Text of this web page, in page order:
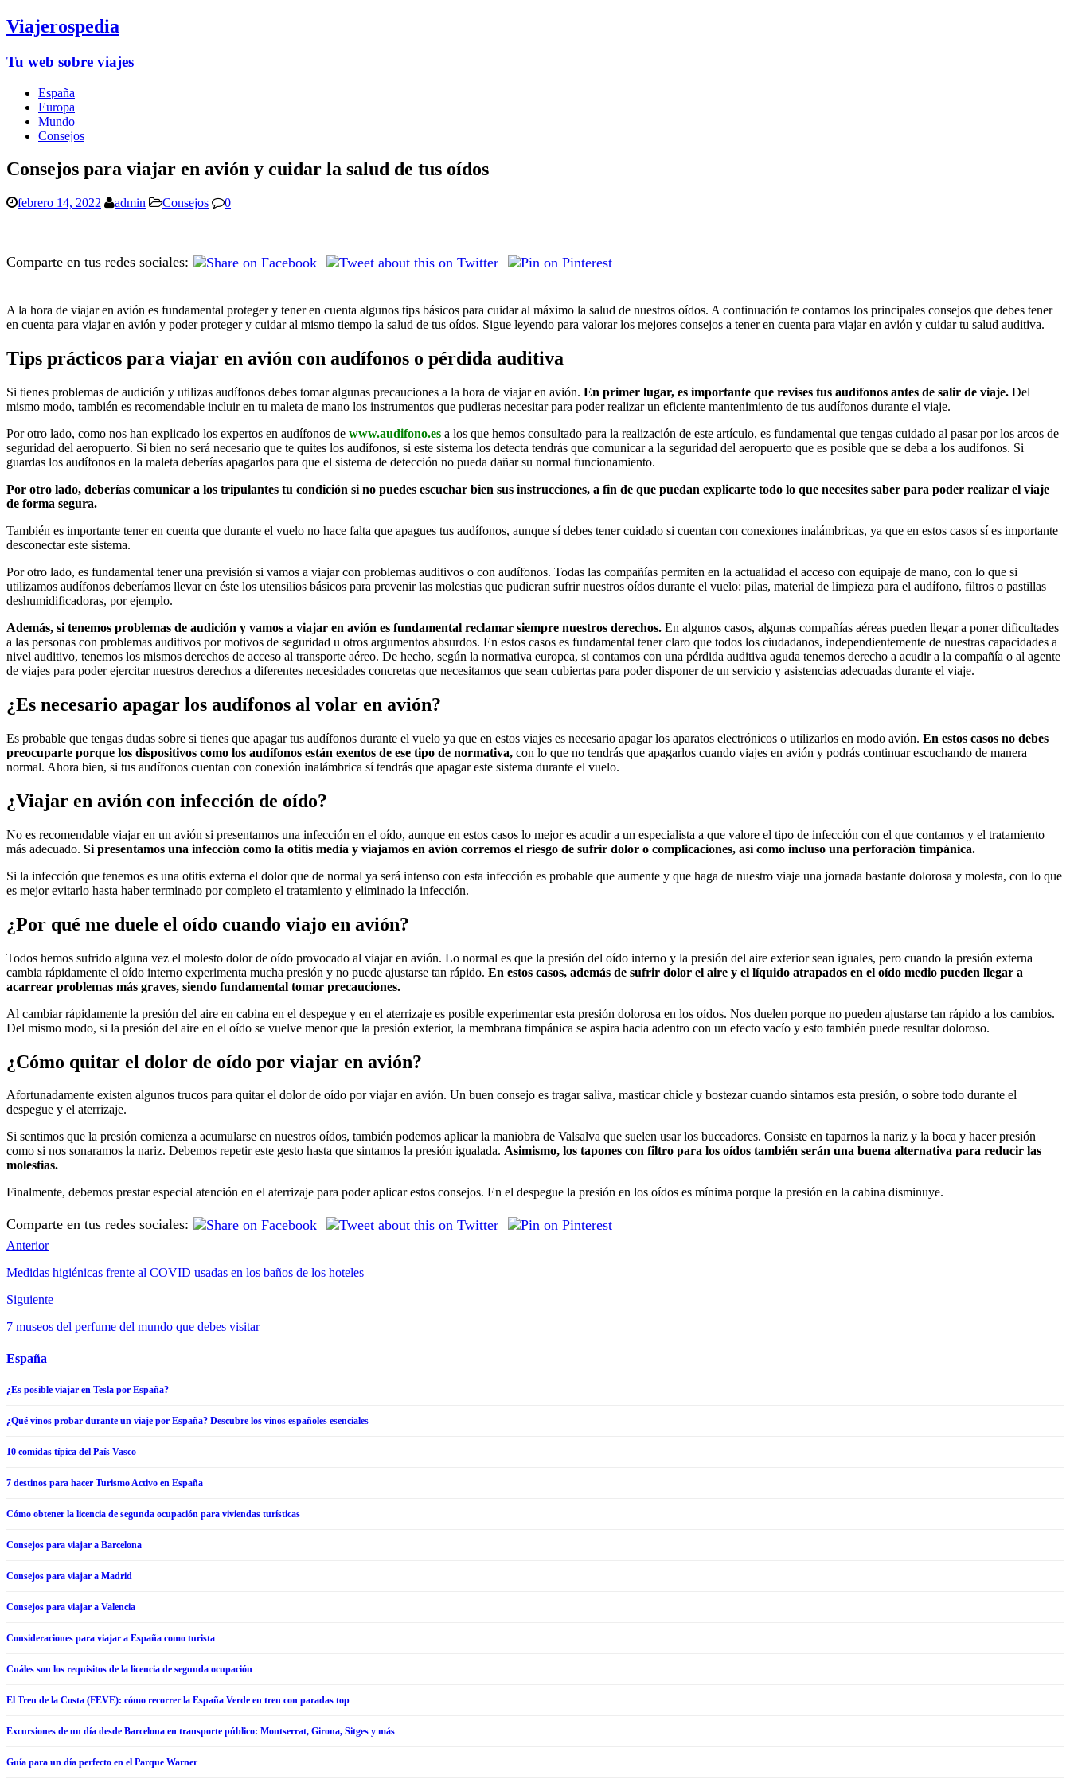
Viajerospedia
Tu web sobre viajes
España
Europa
Mundo
Consejos
Consejos para viajar en avión y cuidar la salud de tus oídos
febrero 14, 2022 admin Consejos 0
Comparte en tus redes sociales:
A la hora de viajar en avión es fundamental proteger y tener en cuenta algunos tips básicos para cuidar al máximo la salud de nuestros oídos. A continuación te contamos los principales consejos que debes tener
en cuenta para viajar en avión y poder proteger y cuidar al mismo tiempo la salud de tus oídos. Sigue leyendo para valorar los mejores consejos a tener en cuenta para viajar en avión y cuidar tu salud auditiva.
Tips prácticos para viajar en avión con audífonos o pérdida auditiva
Si tienes problemas de audición y utilizas audífonos debes tomar algunas precauciones a la hora de viajar en avión. En primer lugar, es importante que revises tus audífonos antes de salir de viaje. Del
mismo modo, también es recomendable incluir en tu maleta de mano los instrumentos que pudieras necesitar para poder realizar un eficiente mantenimiento de tus audífonos durante el viaje.
Por otro lado, como nos han explicado los expertos en audífonos de www.audifono.es a los que hemos consultado para la realización de este artículo, es fundamental que tengas cuidado al pasar por los arcos de
seguridad del aeropuerto. Si bien no será necesario que te quites los audífonos, si este sistema los detecta tendrás que comunicar a la seguridad del aeropuerto que es posible que se deba a los audífonos. Si
guardas los audífonos en la maleta deberías apagarlos para que el sistema de detección no pueda dañar su normal funcionamiento.
Por otro lado, deberías comunicar a los tripulantes tu condición si no puedes escuchar bien sus instrucciones, a fin de que puedan explicarte todo lo que necesites saber para poder realizar el viaje
de forma segura.
También es importante tener en cuenta que durante el vuelo no hace falta que apagues tus audífonos, aunque sí debes tener cuidado si cuentan con conexiones inalámbricas, ya que en estos casos sí es importante
desconectar este sistema.
Por otro lado, es fundamental tener una previsión si vamos a viajar con problemas auditivos o con audífonos. Todas las compañías permiten en la actualidad el acceso con equipaje de mano, con lo que si
utilizamos audífonos deberíamos llevar en éste los utensilios básicos para prevenir las molestias que pudieran sufrir nuestros oídos durante el vuelo: pilas, material de limpieza para el audífono, filtros o pastillas
deshumidificadoras, por ejemplo.
Además, si tenemos problemas de audición y vamos a viajar en avión es fundamental reclamar siempre nuestros derechos. En algunos casos, algunas compañías aéreas pueden llegar a poner dificultades
a las personas con problemas auditivos por motivos de seguridad u otros argumentos absurdos. En estos casos es fundamental tener claro que todos los ciudadanos, independientemente de nuestras capacidades a
nivel auditivo, tenemos los mismos derechos de acceso al transporte aéreo. De hecho, según la normativa europea, si contamos con una pérdida auditiva aguda tenemos derecho a acudir a la compañía o al agente
de viajes para poder ejercitar nuestros derechos a diferentes necesidades concretas que necesitamos que sean cubiertas para poder disponer de un servicio y asistencias adecuadas durante el viaje.
¿Es necesario apagar los audífonos al volar en avión?
Es probable que tengas dudas sobre si tienes que apagar tus audífonos durante el vuelo ya que en estos viajes es necesario apagar los aparatos electrónicos o utilizarlos en modo avión. En estos casos no debes
preocuparte porque los dispositivos como los audífonos están exentos de ese tipo de normativa, con lo que no tendrás que apagarlos cuando viajes en avión y podrás continuar escuchando de manera
normal. Ahora bien, si tus audífonos cuentan con conexión inalámbrica sí tendrás que apagar este sistema durante el vuelo.
¿Viajar en avión con infección de oído?
No es recomendable viajar en un avión si presentamos una infección en el oído, aunque en estos casos lo mejor es acudir a un especialista a que valore el tipo de infección con el que contamos y el tratamiento
más adecuado. Si presentamos una infección como la otitis media y viajamos en avión corremos el riesgo de sufrir dolor o complicaciones, así como incluso una perforación timpánica.
Si la infección que tenemos es una otitis externa el dolor que de normal ya será intenso con esta infección es probable que aumente y que haga de nuestro viaje una jornada bastante dolorosa y molesta, con lo que
es mejor evitarlo hasta haber terminado por completo el tratamiento y eliminado la infección.
¿Por qué me duele el oído cuando viajo en avión?
Todos hemos sufrido alguna vez el molesto dolor de oído provocado al viajar en avión. Lo normal es que la presión del oído interno y la presión del aire exterior sean iguales, pero cuando la presión externa
cambia rápidamente el oído interno experimenta mucha presión y no puede ajustarse tan rápido. En estos casos, además de sufrir dolor el aire y el líquido atrapados en el oído medio pueden llegar a
acarrear problemas más graves, siendo fundamental tomar precauciones.
Al cambiar rápidamente la presión del aire en cabina en el despegue y en el aterrizaje es posible experimentar esta presión dolorosa en los oídos. Nos duelen porque no pueden ajustarse tan rápido a los cambios.
Del mismo modo, si la presión del aire en el oído se vuelve menor que la presión exterior, la membrana timpánica se aspira hacia adentro con un efecto vacío y esto también puede resultar doloroso.
¿Cómo quitar el dolor de oído por viajar en avión?
Afortunadamente existen algunos trucos para quitar el dolor de oído por viajar en avión. Un buen consejo es tragar saliva, masticar chicle y bostezar cuando sintamos esta presión, o sobre todo durante el
despegue y el aterrizaje.
Si sentimos que la presión comienza a acumularse en nuestros oídos, también podemos aplicar la maniobra de Valsalva que suelen usar los buceadores. Consiste en taparnos la nariz y la boca y hacer presión
como si nos sonaramos la nariz. Debemos repetir este gesto hasta que sintamos la presión igualada. Asimismo, los tapones con filtro para los oídos también serán una buena alternativa para reducir las
molestias.
Finalmente, debemos prestar especial atención en el aterrizaje para poder aplicar estos consejos. En el despegue la presión en los oídos es mínima porque la presión en la cabina disminuye.
Comparte en tus redes sociales:
Anterior
Medidas higiénicas frente al COVID usadas en los baños de los hoteles
Siguiente
7 museos del perfume del mundo que debes visitar
España
¿Es posible viajar en Tesla por España?
¿Qué vinos probar durante un viaje por España? Descubre los vinos españoles esenciales
10 comidas típica del País Vasco
7 destinos para hacer Turismo Activo en España
Cómo obtener la licencia de segunda ocupación para viviendas turísticas
Consejos para viajar a Barcelona
Consejos para viajar a Madrid
Consejos para viajar a Valencia
Consideraciones para viajar a España como turista
Cuáles son los requisitos de la licencia de segunda ocupación
El Tren de la Costa (FEVE): cómo recorrer la España Verde en tren con paradas top
Excursiones de un día desde Barcelona en transporte público: Montserrat, Girona, Sitges y más
Guía para un día perfecto en el Parque Warner